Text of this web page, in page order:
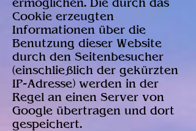
ermöglichen. Die durch das
Cookie erzeugten
Informationen über die
Benutzung dieser Website
durch den Seitenbesucher
(einschließlich der gekürzten
IP-Adresse) werden in der
Regel an einen Server von
Google übertragen und dort
gespeichert.